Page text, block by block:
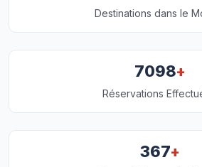
Destinations dans le
7098+
Réservations
367+